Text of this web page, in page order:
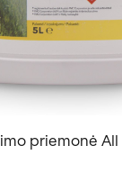
priemonė All